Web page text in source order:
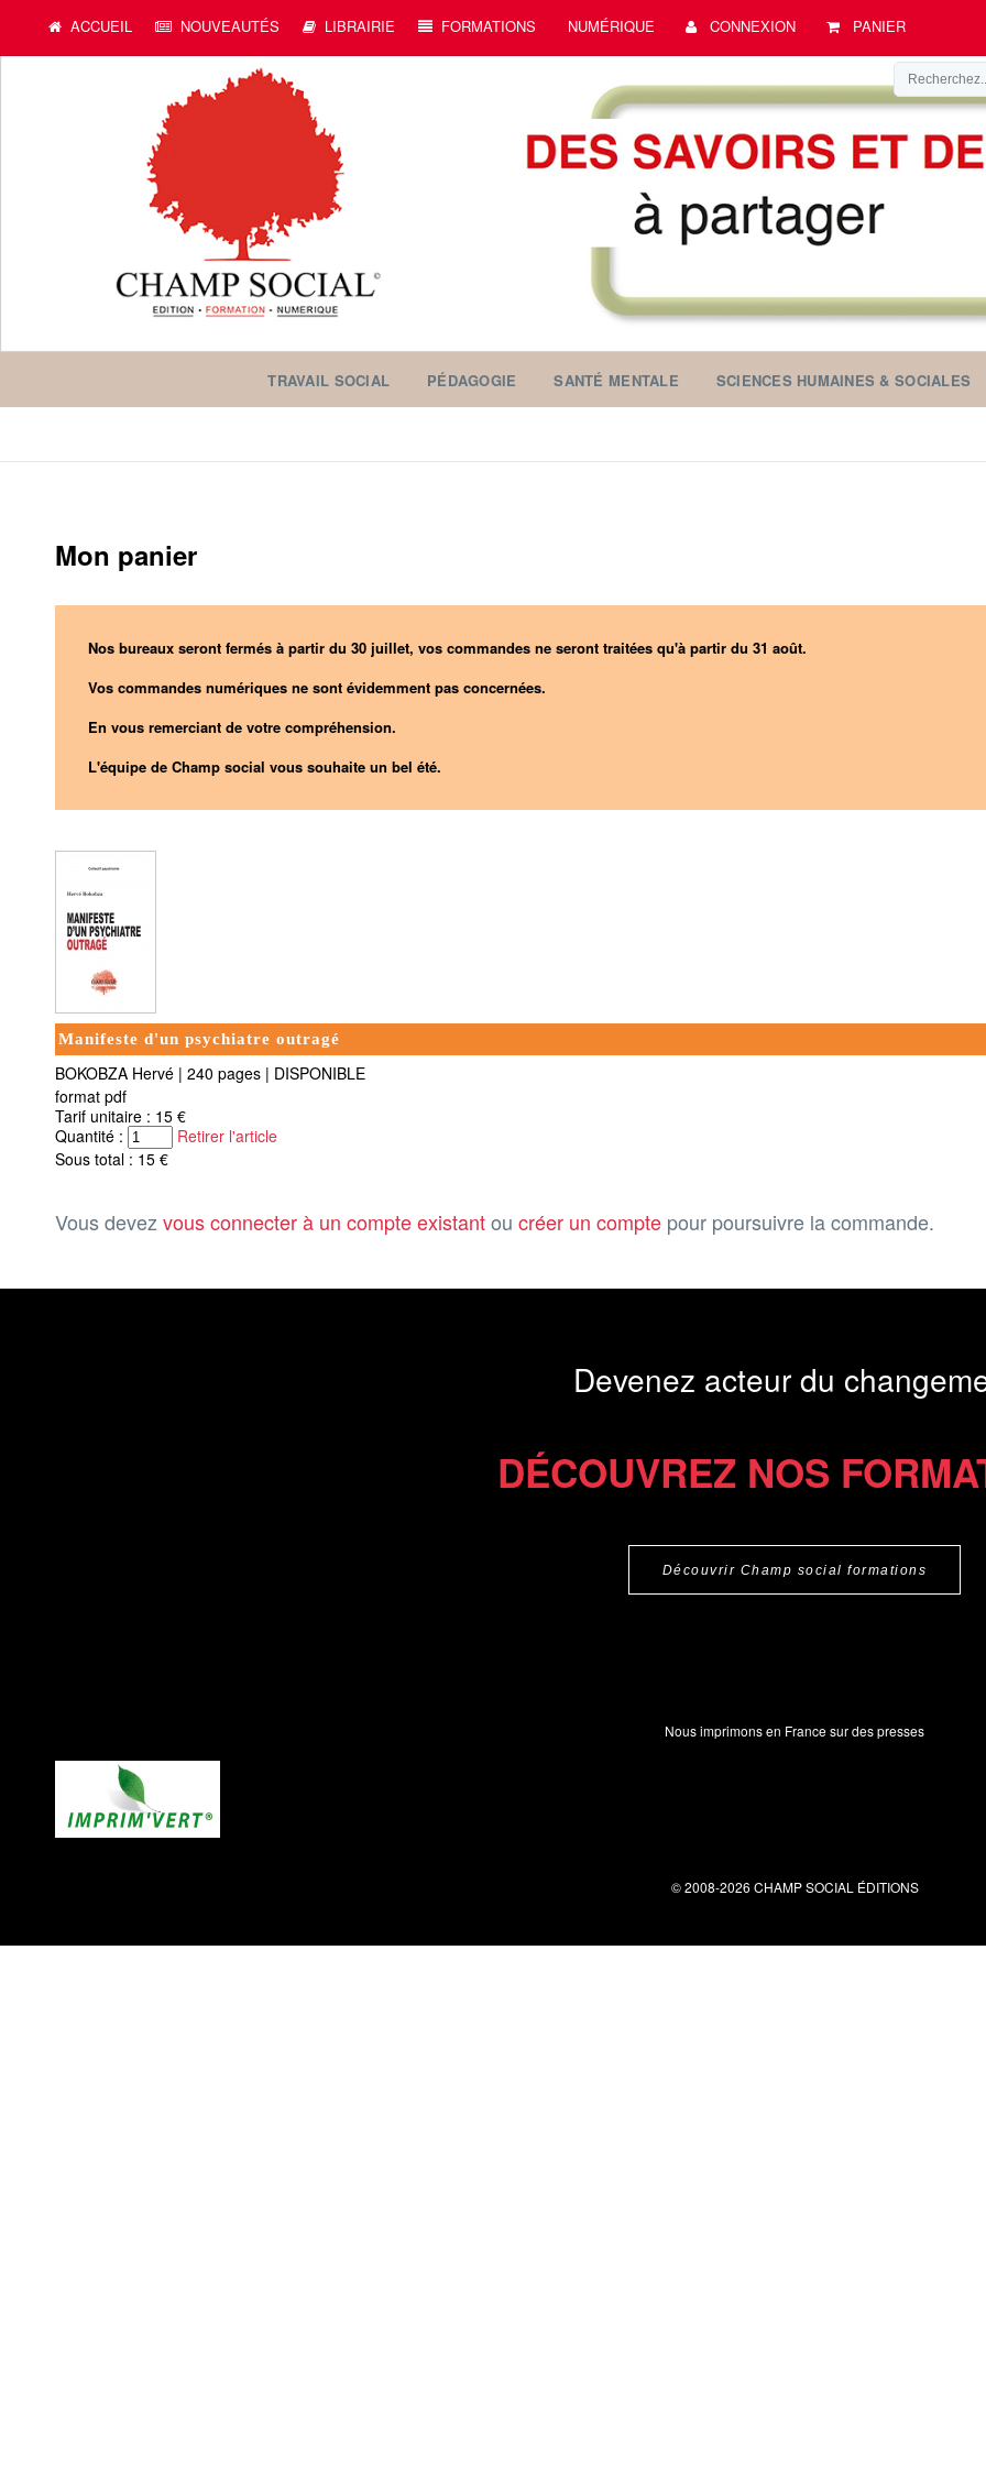
ACCUEIL NOUVEAUTÉS LIBRAIRIE FORMATIONS NUMÉRIQUE CONNEXION PANIER
TRAVAIL SOCIAL PÉDAGOGIE SANTÉ MENTALE SCIENCES HUMAINES & SOCIALES
Mon panier
Nos bureaux seront fermés à partir du 30 juillet, vos commandes ne seront traitées qu'à partir du 31 août.
Vos commandes numériques ne sont évidemment pas concernées.
En vous remerciant de votre compréhension.
L'équipe de Champ social vous souhaite un bel été.
Manifeste d'un psychiatre outragé
BOKOBZA Hervé | 240 pages | DISPONIBLE
format pdf
Tarif unitaire : 15 €
Quantité :
Retirer l'article
Sous total : 15 €
Vous devezvous connecter à un compte existantou créer un compte pour poursuivre la commande.
Devenez acteur du
DÉCOUVREZ NOS
Découvrir Champ social formations
Nous imprimons en France sur des presses
© 2008-2026 CHAMP SOCIAL ÉDITIONS